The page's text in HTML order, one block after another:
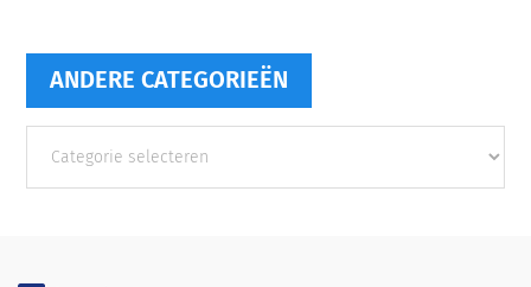
ANDERE CATEGORIEËN
categorieën